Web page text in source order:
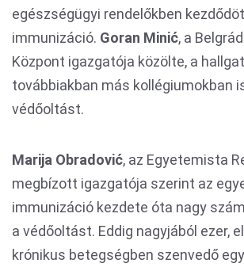
egészségügyi rendelőkben
immunizáció. Goran Minić, a
Központ igazgatója közölte, a
továbbiakban más kollégiumokban
védőoltást.
Marija Obradović, az Egyetemista
megbízott igazgatója szerint az
immunizáció kezdete óta nagy
a védőoltást. Eddig nagyjából ezer,
krónikus betegségben szenvedő